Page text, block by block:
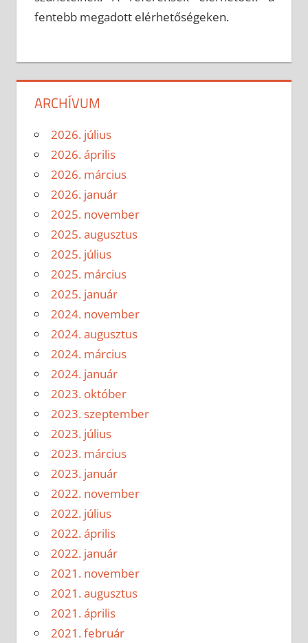
fentebb megadott elérhetőségeken.
ARCHÍVUM
2026. július
2026. április
2026. március
2026. január
2025. november
2025. augusztus
2025. július
2025. március
2025. január
2024. november
2024. augusztus
2024. március
2024. január
2023. október
2023. szeptember
2023. július
2023. március
2023. január
2022. november
2022. július
2022. április
2022. január
2021. november
2021. augusztus
2021. április
2021. február